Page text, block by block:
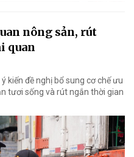
nông sản, rút
quan
kiến đề nghị bổ sung cơ chế ưu
tươi sống và rút ngắn thời gian